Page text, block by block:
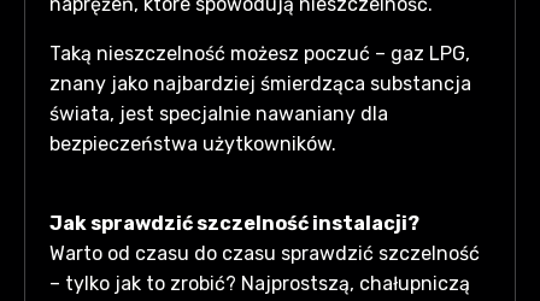
Taką nieszczelność możesz poczuć – gaz LPG,
znany jako najbardziej śmierdząca substancja
świata, jest specjalnie nawaniany dla
bezpieczeństwa użytkowników.
Jak sprawdzić szczelność instalacji?
Warto od czasu do czasu sprawdzić szczelność
– tylko jak to zrobić? Najprostszą, chałupniczą